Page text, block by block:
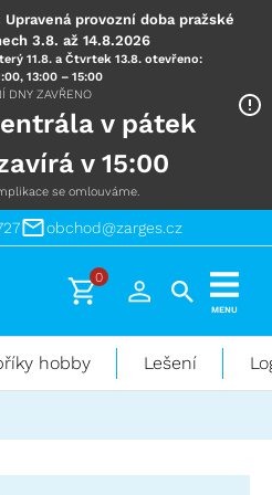
provozní doba pražské
3.8. až 14.8.2026
11.8. a Čtvrtek 13.8. otevřeno:
13:00 – 15:00
DNY ZAVŘENO
v pátek
v 15:00
se omlouváme.
obchod@zarges.cz
0
MENU
hobby Lešení